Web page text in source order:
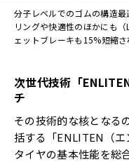
分子レベルでのゴムの構造
リングや快適性のほかにも
ェットブレーキも15%短縮さ
次世代技術「
チ
その技術的な核となる
括する「ENLITEN（
タイヤの基本性能を総